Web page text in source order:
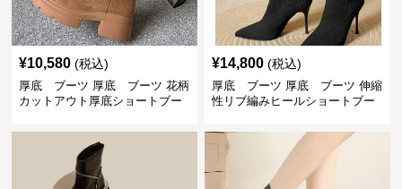
¥10,580 (税込)
厚底 ブーツ 厚底 ブーツ 花柄
カットアウト厚底ショートブー
¥14,800 (税込)
厚底 ブーツ 厚底 ブーツ 伸縮
性リブ編みヒールショートブー